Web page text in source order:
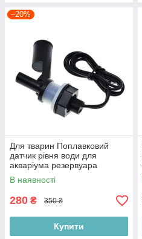
–20%
Для тварин Поплавковий
датчик рівня води для
акваріума резервуара
поплавковий вимикач рідини
Польща
В наявності
280 ₴ 350 ₴
Купити